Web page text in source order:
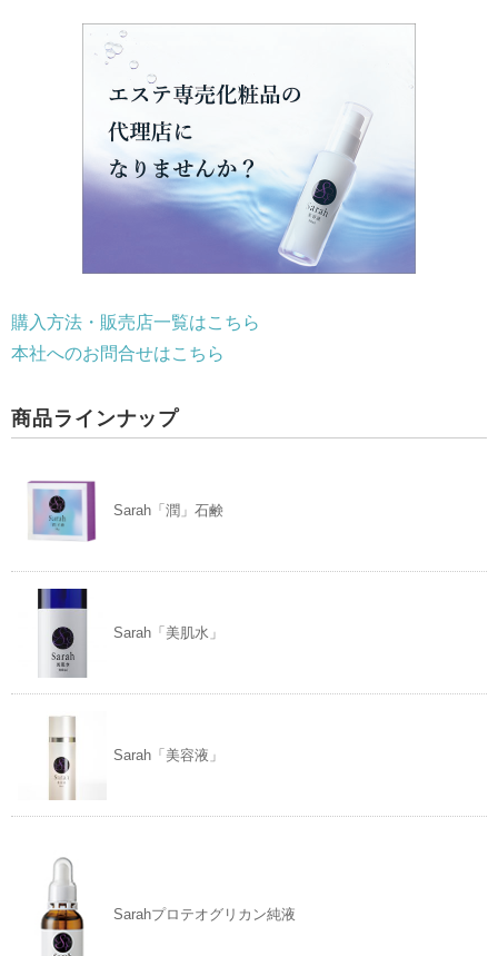
購入方法・販売店一覧はこちら
本社へのお問合せはこちら
商品ラインナップ
Sarah「潤」石鹸
Sarah「美肌水」
Sarah「美容液」
Sarahプロテオグリカン純液